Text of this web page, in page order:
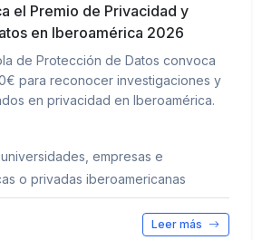
el Premio de Privacidad y
en Iberoamérica 2026
de Protección de Datos convoca
para reconocer investigaciones y
en privacidad en Iberoamérica.
empresas e
o privadas iberoamericanas
Leer más